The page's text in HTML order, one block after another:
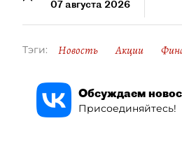
07 августа 2026
Тэги: Новость Акции
Обсуждаем
Присоединяйтесь!